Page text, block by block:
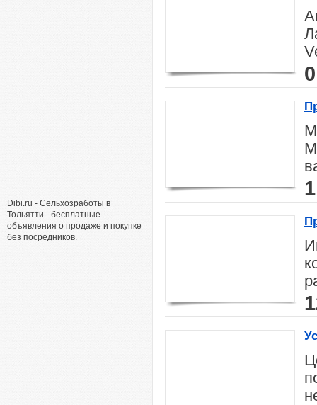
Dibi.ru - Сельхозработы в
Тольятти - бесплатные
объявления о продаже и покупке
без посредников.
0